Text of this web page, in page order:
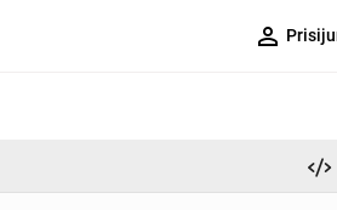
person_outline